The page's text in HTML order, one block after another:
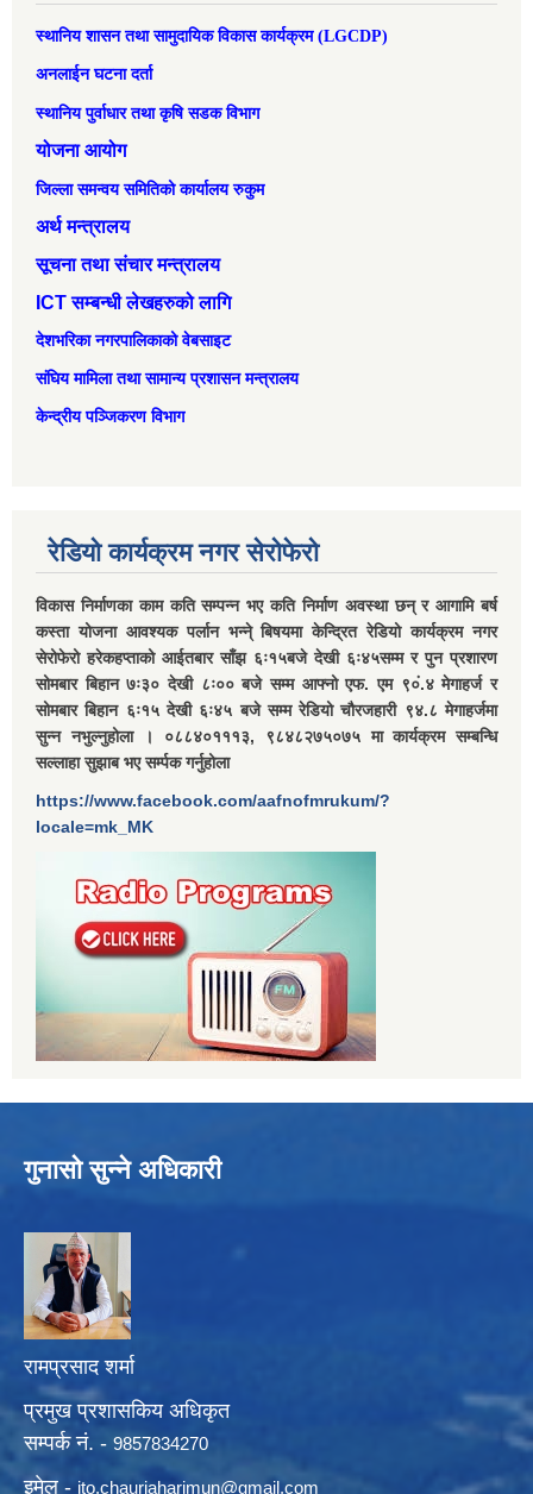
स्थानिय शासन तथा सामुदायिक विकास कार्यक्रम (LGCDP)
अनलाईन घटना दर्ता
स्थानिय पुर्वाधार तथा कृषि सडक विभाग
योजना आयोग
जिल्ला समन्वय समितिको कार्यालय रुकुम
अर्थ मन्त्रालय
सूचना तथा संचार मन्त्रालय
ICT सम्बन्धी लेखहरुको लागि
देशभरिका नगरपालिकाको वेबसाइट
संघिय मामिला तथा सामान्‍य प्रशासन मन्त्रालय
केन्द्रीय पञ्जिकरण विभाग
रेडियो कार्यक्रम नगर सेरोफेरो
विकास निर्माणका काम कति सम्पन्न भए कति निर्माण अवस्था छन् र आगामि बर्ष
कस्ता योजना आवश्यक पर्लान भन्ने् बिषयमा केन्द्रित रेडियो कार्यक्रम नगर
सेरोफेरो हरेकहप्ताको आईतबार साँझ ६ः१५बजे देखी ६ः४५सम्म र पुन प्रशारण
सोमबार बिहान ७ः३० देखी ८ः०० बजे सम्म आफ्नो एफ. एम ९०ं.४ मेगाहर्ज र
सोमबार बिहान ६ः१५ देखी ६ः४५ बजे सम्म रेडियो चौरजहारी ९४.८ मेगाहर्जमा
सुन्न नभुल्नुहोला । ०८८४०१११३, ९८४८२७५०७५ मा कार्यक्रम सम्बन्धि
सल्लाहा सुझाब भए सर्म्पक गर्नुहोला
https://www.facebook.com/aafnofmrukum/?
locale=mk_MK
गुनासो सुन्ने अधिकारी
रामप्रसाद शर्मा
प्रमुख प्रशासकिय अधिकृत
सम्पर्क नं. - 9857834270
इमेल - ito.chaurjaharimun@gmail.com